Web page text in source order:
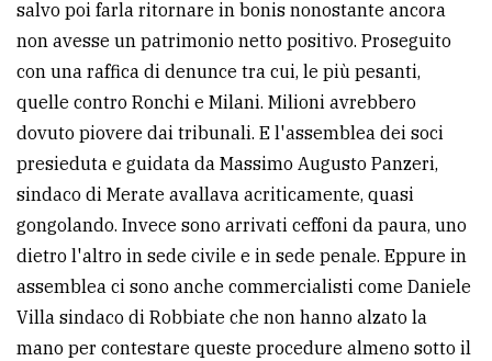
policy
salvo poi farla ritornare in bonis nonostante ancora
non avesse un patrimonio netto positivo. Proseguito
con una raffica di denunce tra cui, le più pesanti,
quelle contro Ronchi e Milani. Milioni avrebbero
dovuto piovere dai tribunali. E l'assemblea dei soci
presieduta e guidata da Massimo Augusto Panzeri,
sindaco di Merate avallava acriticamente, quasi
gongolando. Invece sono arrivati ceffoni da paura, uno
dietro l'altro in sede civile e in sede penale. Eppure in
assemblea ci sono anche commercialisti come Daniele
Villa sindaco di Robbiate che non hanno alzato la
mano per contestare queste procedure almeno sotto il